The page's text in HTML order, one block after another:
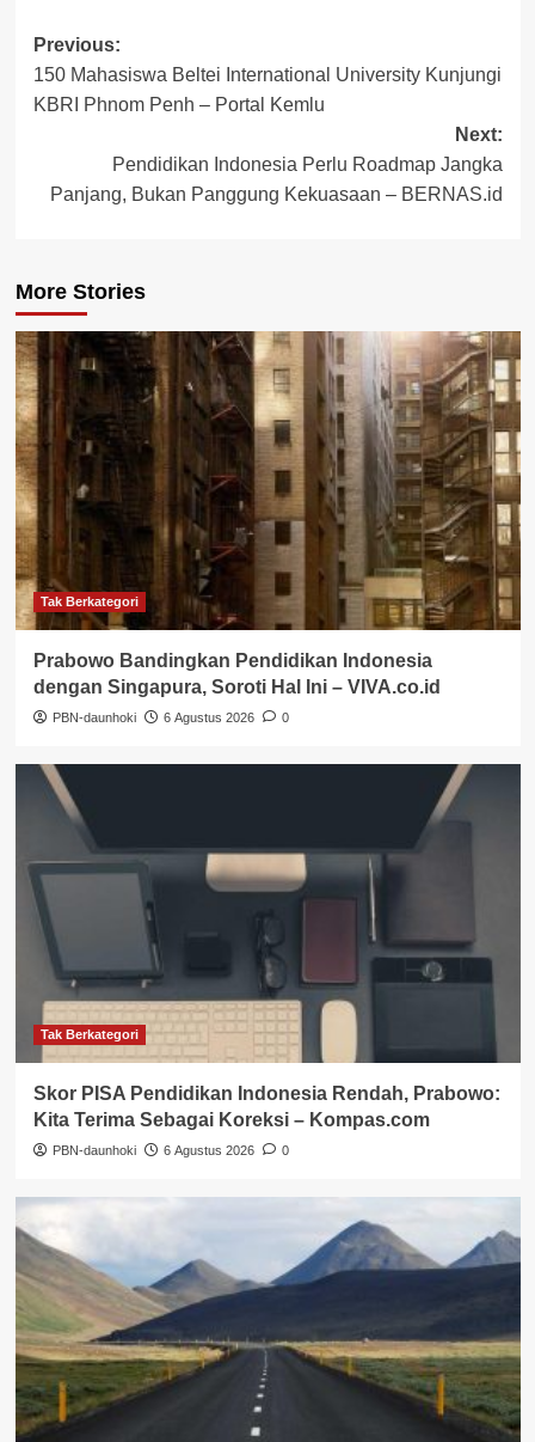
Post
navigation
Previous:
150 Mahasiswa Beltei International University Kunjungi
KBRI Phnom Penh – Portal Kemlu
Next:
Pendidikan Indonesia Perlu Roadmap Jangka
Panjang, Bukan Panggung Kekuasaan – BERNAS.id
More Stories
Tak Berkategori
Prabowo Bandingkan Pendidikan Indonesia
dengan Singapura, Soroti Hal Ini – VIVA.co.id
PBN-daunhoki 6 Agustus 2026 0
Tak Berkategori
Skor PISA Pendidikan Indonesia Rendah, Prabowo:
Kita Terima Sebagai Koreksi – Kompas.com
PBN-daunhoki 6 Agustus 2026 0